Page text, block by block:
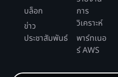
บล็อก
ข่าว
ประชาสัมพันธ์
การ
วิเคราะห์
พาร์ทเนอ
ร์ AWS